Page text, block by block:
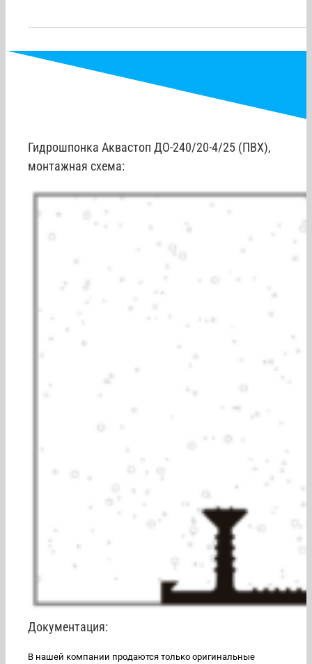
Гидрошпонка Аквастоп ДО-240/20-4/25 (ПВХ),
монтажная схема:
Документация:
В нашей компании продаются только оригинальные